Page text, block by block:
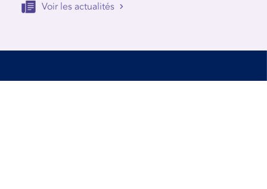
Voir les actualités